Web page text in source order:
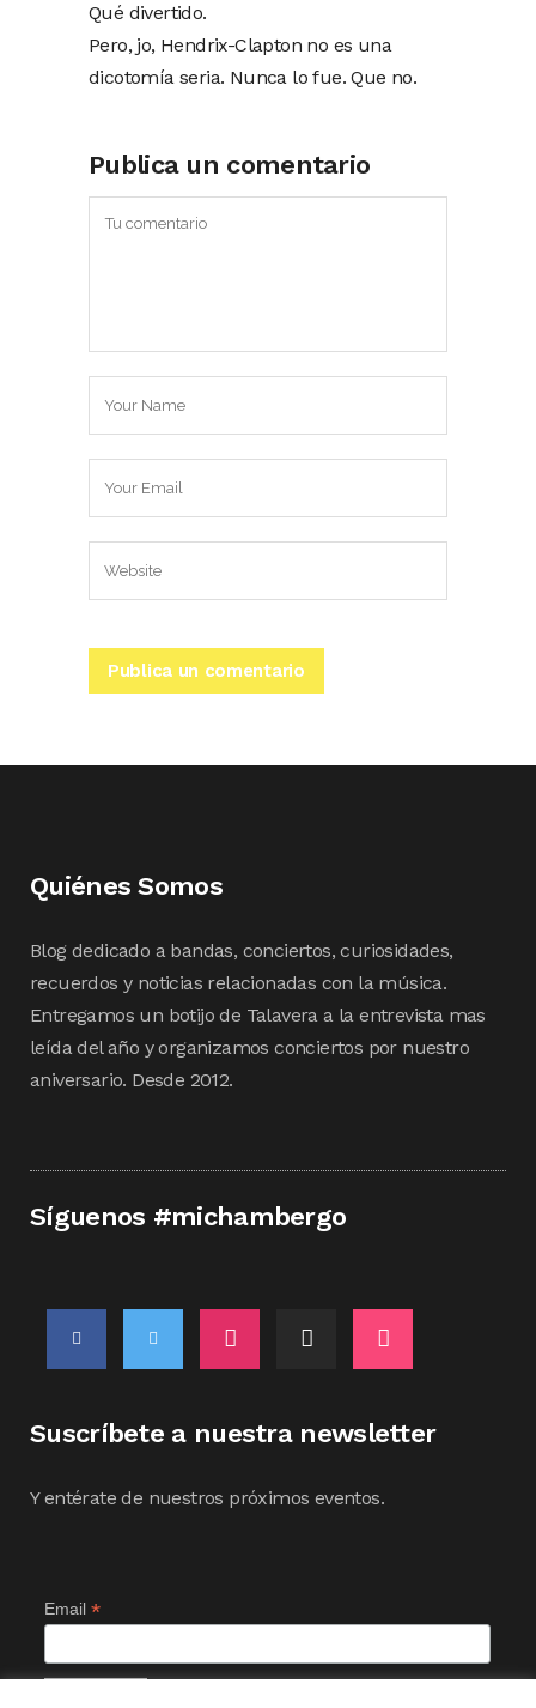
Qué divertido.
Pero, jo, Hendrix-Clapton no es una
dicotomía seria. Nunca lo fue. Que no.
Publica un comentario
Quiénes Somos
Blog dedicado a bandas, conciertos, curiosidades,
recuerdos y noticias relacionadas con la música.
Entregamos un botijo de Talavera a la entrevista mas
leída del año y organizamos conciertos por nuestro
aniversario. Desde 2012.
Síguenos #michambergo
Suscríbete a nuestra newsletter
Y entérate de nuestros próximos eventos.
Email *